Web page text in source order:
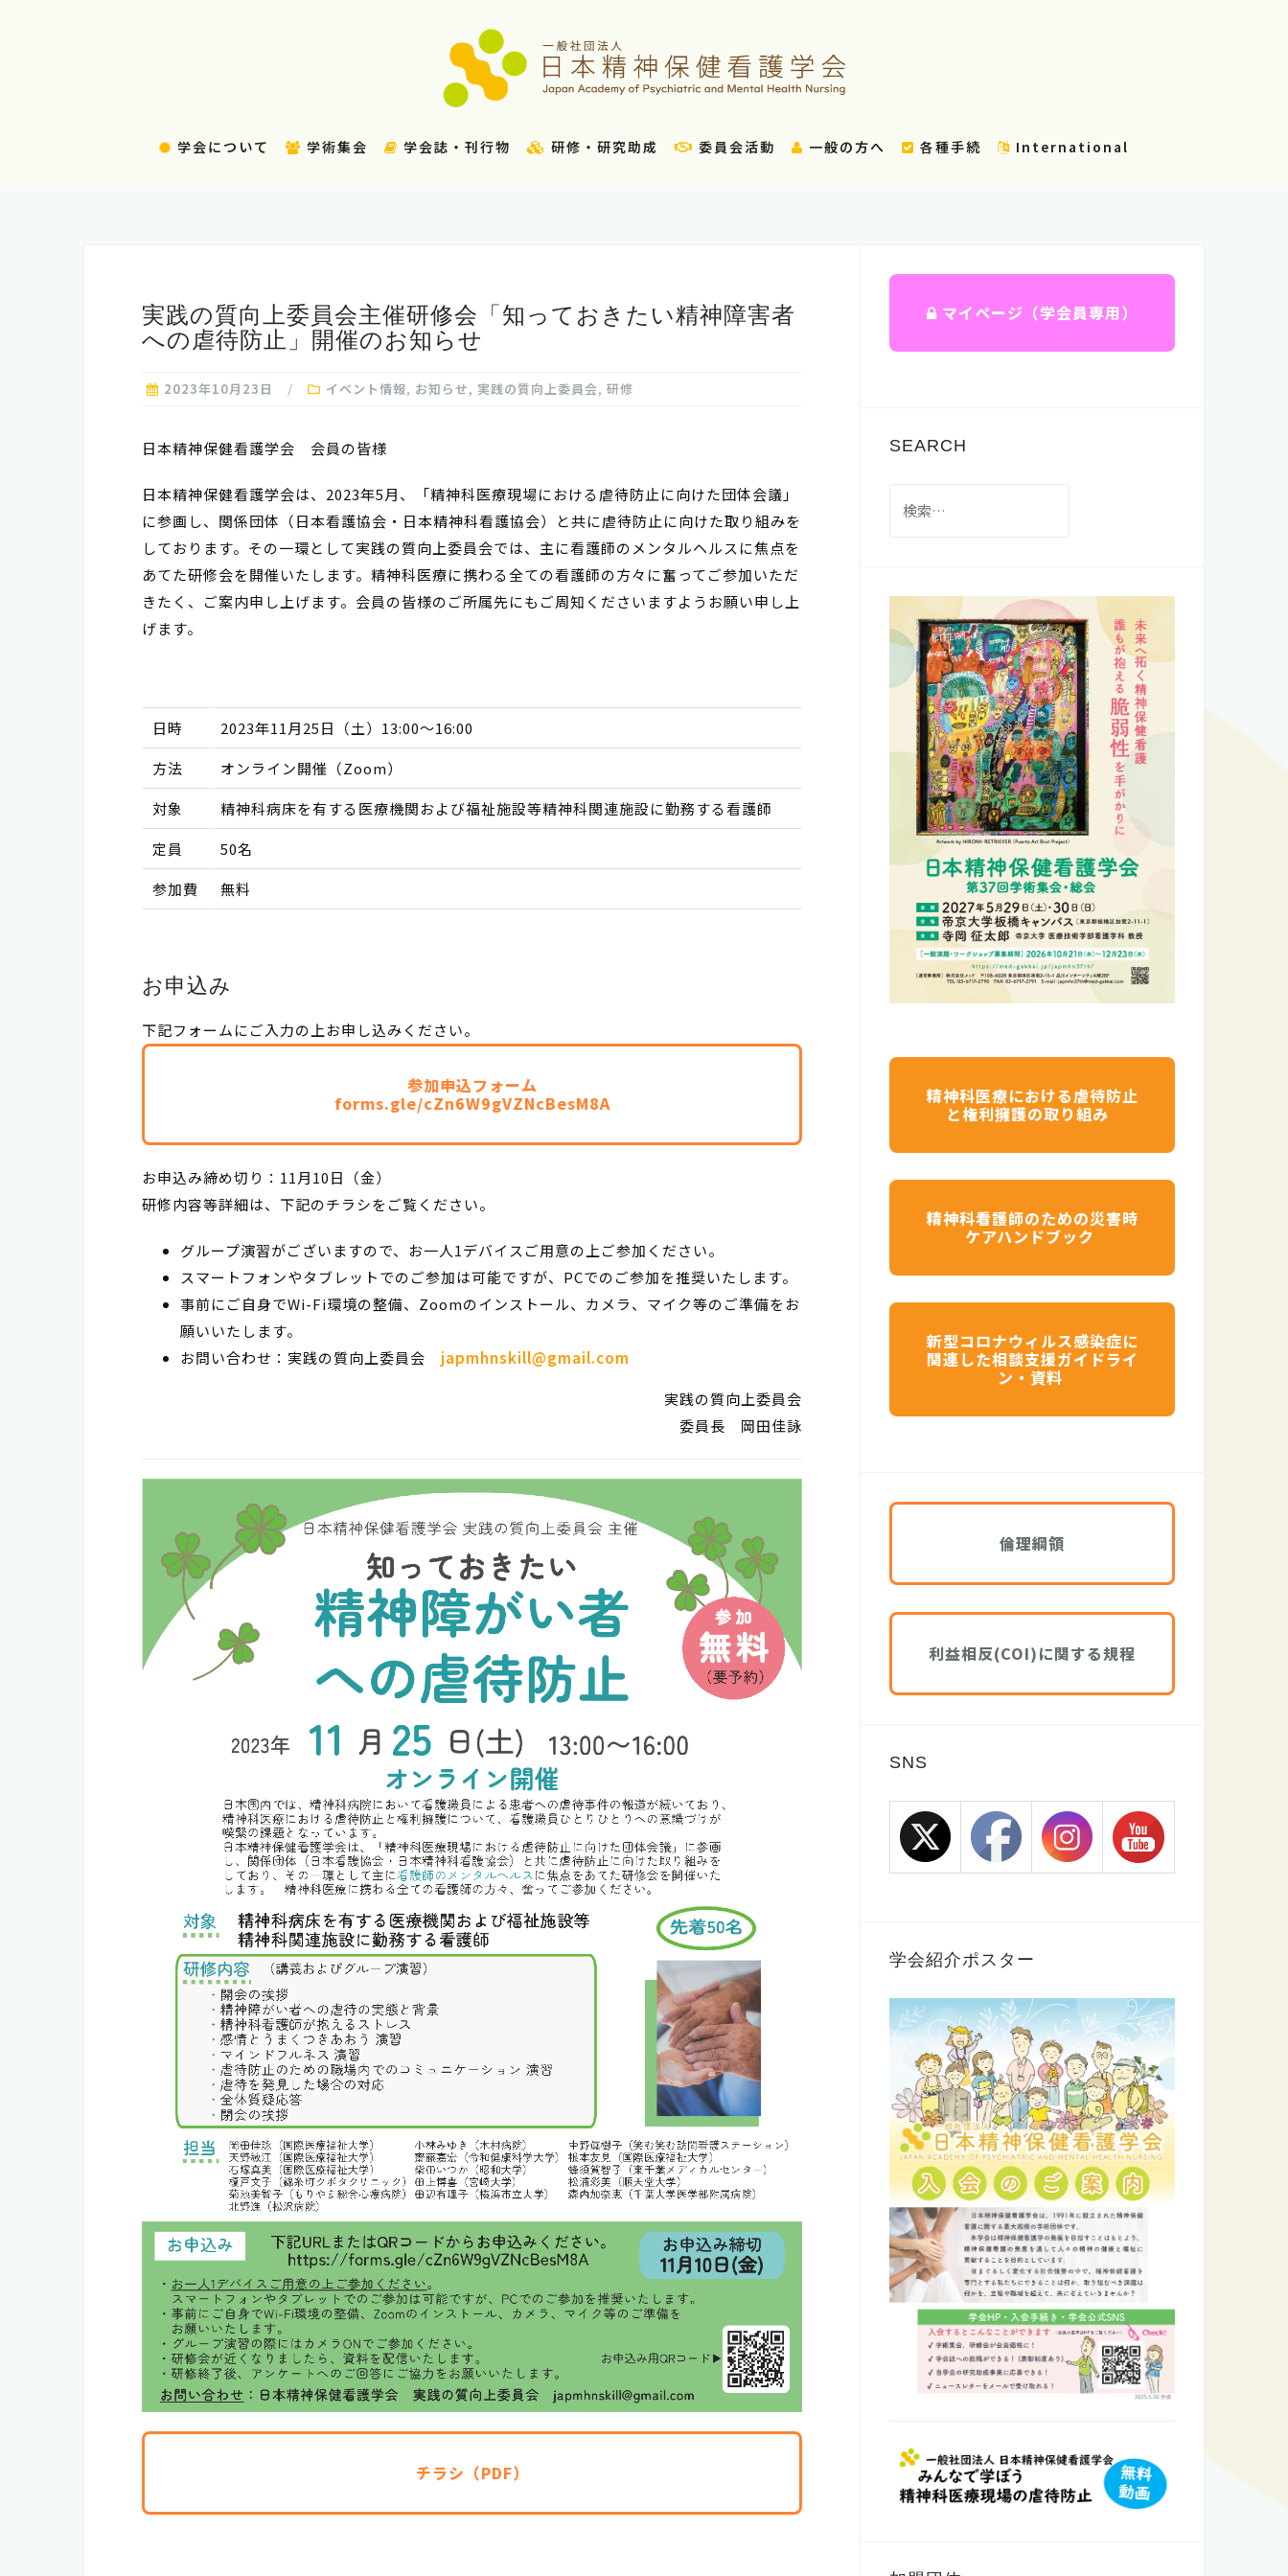
学会について 学術集会 学会誌・刊行物 研修・研究助成 委員会活動 一般の方へ 各種手続 International
実践の質向上委員会主催研修会「知っておきたい精神障害者
への虐待防止」開催のお知らせ
2023年10月23日 イベント情報, お知らせ, 実践の質向上委員会, 研修
日本精神保健看護学会 会員の皆様
日本精神保健看護学会は、2023年5月、「精神科医療現場における虐待防止に向けた団体会議」
に参画し、関係団体（日本看護協会・日本精神科看護協会）と共に虐待防止に向けた取り組みを
しております。その一環として実践の質向上委員会では、主に看護師のメンタルヘルスに焦点を
あてた研修会を開催いたします。 精神科医療に携わる全ての看護師の方々に奮ってご参加いただ
きたく、ご案内申し上げます。会員の皆様のご所属先にもご周知くださいますようお願い申し上
げます。
日時
2023年11月25日（土）13:00～16:00
方法
オンライン開催（Zoom）
対象
精神科病床を有する医療機関および福祉施設等精神科関連施設に勤務する看護師
定員
50名
参加費
無料
お申込み
下記フォームにご入力の上お申し込みください。
参加申込フォーム
forms.gle/cZn6W9gVZNcBesM8A
お申込み締め切り：11月10日（金）
研修内容等詳細は、下記のチラシをご覧ください。
グループ演習がございますので、お一人1デバイスご用意の上ご参加ください。
スマートフォンやタブレットでのご参加は可能ですが、PCでのご参加を推奨いたします。
事前にご自身でWi-Fi環境の整備、Zoomのインストール、カメラ、マイク等のご準備をお
願いいたします。
お問い合わせ：実践の質向上委員会 japmhnskill@gmail.com
実践の質向上委員会
委員長 岡田佳詠
チラシ（PDF）
マイページ（学会員専用）
SEARCH
索:
精神科医療における虐待防止
と権利擁護の取り組み
精神科看護師のための災害時
ケアハンドブック
新型コロナウィルス感染症に
関連した相談支援ガイドライ
ン・資料
倫理綱領
利益相反(COI)に関する規程
SNS
学会紹介ポスター